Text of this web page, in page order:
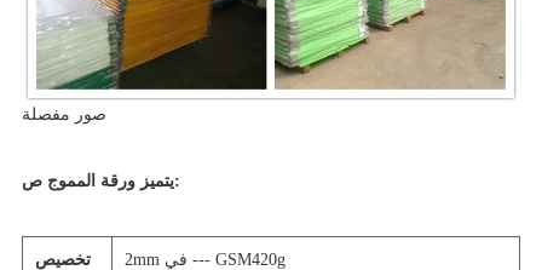
صور مفصلة
يتميز ورقة المموج ص:
تخصيص
2mm في --- GSM420g